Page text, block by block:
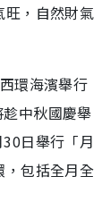
，自然財氣
環海濱舉行
中秋國慶舉
日舉行「月
包括全月全